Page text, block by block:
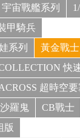
宇宙戰艦系列
甲騎兵
系列
黃金戰士
快
超時空要
羅鬼
CB戰士
版